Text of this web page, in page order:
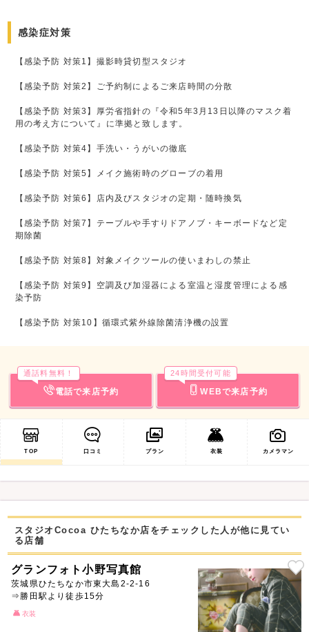
感染症対策
【感染予防 対策1】撮影時貸切型スタジオ
【感染予防 対策2】ご予約制によるご来店時間の分散
【感染予防 対策3】厚労省指針の『令和5年3月13日以降のマスク着
用の考え方について』に準拠と致します。
【感染予防 対策4】手洗い・うがいの徹底
【感染予防 対策5】メイク施術時のグローブの着用
【感染予防 対策6】店内及びスタジオの定期・随時換気
【感染予防 対策7】テーブルや手すりドアノブ・キーボードなど定
期除菌
【感染予防 対策8】対象メイクツールの使いまわしの禁止
【感染予防 対策9】空調及び加湿器による室温と湿度管理による感
染予防
【感染予防 対策10】循環式紫外線除菌清浄機の設置
電話で来店予約
通話料無料！
WEBで来店予約
24時間受付可能
TOP 口コミ プラン 衣装 カメラマン
スタジオCocoa ひたちなか店をチェックした人が他に見てい
る店舗
グランフォト小野写真館
茨城県ひたちなか市東大島2-2-16
⇒勝田駅より徒歩15分
衣装